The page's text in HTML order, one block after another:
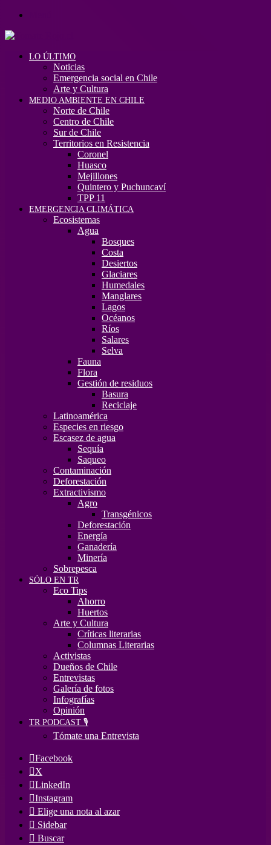
LO ÚLTIMO
Noticias
Emergencia social en Chile
Arte y Cultura
MEDIO AMBIENTE EN CHILE
Norte de Chile
Centro de Chile
Sur de Chile
Territorios en Resistencia
Coronel
Huasco
Mejillones
Quintero y Puchuncaví
TPP 11
EMERGENCIA CLIMÁTICA
Ecosistemas
Agua
Bosques
Costa
Desiertos
Glaciares
Humedales
Manglares
Lagos
Océanos
Ríos
Salares
Selva
Fauna
Flora
Gestión de residuos
Basura
Reciclaje
Latinoamérica
Especies en riesgo
Escasez de agua
Sequía
Saqueo
Contaminación
Deforestación
Extractivismo
Agro
Transgénicos
Deforestación
Energía
Ganadería
Minería
Sobrepesca
SÓLO EN TR
Eco Tips
Ahorro
Huertos
Arte y Cultura
Críticas literarias
Columnas Literarias
Activistas
Dueños de Chile
Entrevistas
Galería de fotos
Infografías
Opinión
TR PODCAST 🎙️
Tómate una Entrevista
Facebook
X
LinkedIn
Instagram
Elige una nota al azar
Sidebar
Buscar